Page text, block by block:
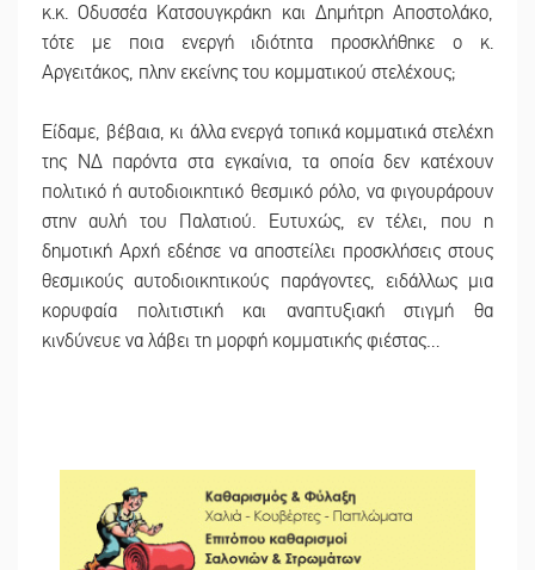
κ.κ. Οδυσσέα Κατσουγκράκη και Δημήτρη Αποστολάκο,
τότε με ποια ενεργή ιδιότητα προσκλήθηκε ο κ.
Αργειτάκος, πλην εκείνης του κομματικού στελέχους;
Είδαμε, βέβαια, κι άλλα ενεργά τοπικά κομματικά στελέχη
της ΝΔ παρόντα στα εγκαίνια, τα οποία δεν κατέχουν
πολιτικό ή αυτοδιοικητικό θεσμικό ρόλο, να φιγουράρουν
στην αυλή του Παλατιού. Ευτυχώς, εν τέλει, που η
δημοτική Αρχή εδέησε να αποστείλει προσκλήσεις στους
θεσμικούς αυτοδιοικητικούς παράγοντες, ειδάλλως μια
κορυφαία πολιτιστική και αναπτυξιακή στιγμή θα
κινδύνευε να λάβει τη μορφή κομματικής φιέστας…